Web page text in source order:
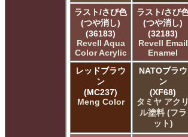
ラスト/さび色
(つや消し)
(36183)
Revell Aqua
Color Acrylic
ラスト/さび
(つや消し)
(32183)
Revell Email
Enamel
レッドブラウ
ン
(MC237)
Meng Color
NATOブラウ
ン
(XF68)
タミヤ アクリ
ル塗料 (フラ
ット)